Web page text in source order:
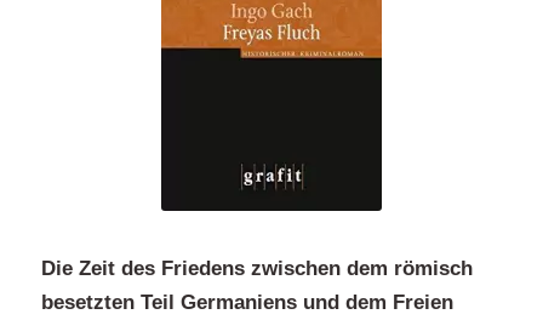
Die Zeit des Friedens zwischen dem römisch
besetzten Teil Germaniens und dem Freien